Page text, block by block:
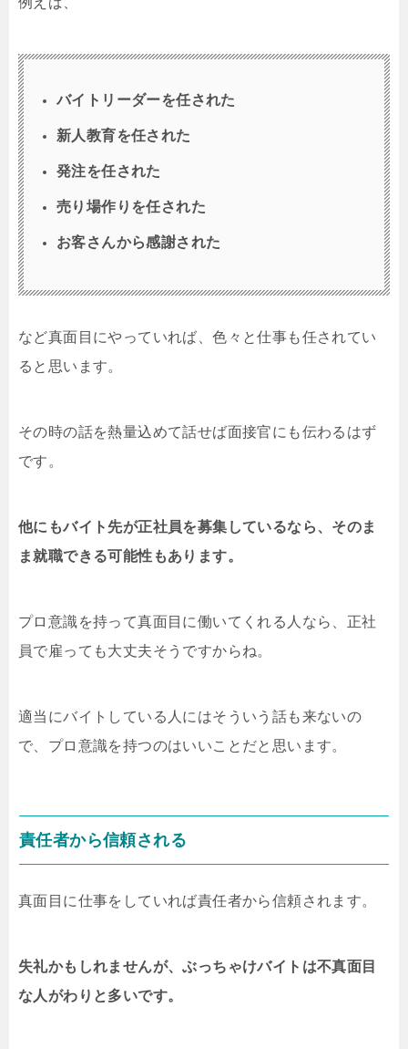
バイトリーダーを任された
新人教育を任された
発注を任された
売り場作りを任された
お客さんから感謝された
など真面目にやっていれば、色々と仕事も任されてい
ると思います。
その時の話を熱量込めて話せば面接官にも伝わるはず
です。
他にもバイト先が正社員を募集しているなら、そのま
ま就職できる可能性もあります。
プロ意識を持って真面目に働いてくれる人なら、正社
員で雇っても大丈夫そうですからね。
適当にバイトしている人にはそういう話も来ないの
で、プロ意識を持つのはいいことだと思います。
責任者から信頼される
真面目に仕事をしていれば責任者から信頼されます。
失礼かもしれませんが、ぶっちゃけバイトは不真面目
な人がわりと多いです。